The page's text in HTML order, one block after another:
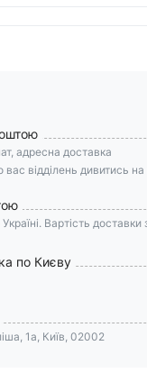
адресна доставка
відділень дивитись на
Вартість доставки
по Києву
1а, Київ, 02002